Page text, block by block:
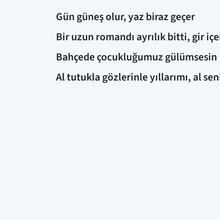
Gün güneş olur, yaz biraz geçer
Bir uzun romandı ayrılık bitti, gir
Bahçede çocukluğumuz gülümsesin
Al tutukla gözlerinle yıllarımı, al